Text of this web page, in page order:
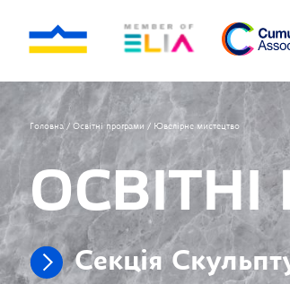
Головна / Освітні програми / Ювелірне мистецтво
Секція